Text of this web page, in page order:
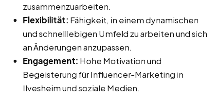
zusammenzuarbeiten.
Flexibilität: Fähigkeit, in einem dynamischen
und schnelllebigen Umfeld zu arbeiten und sich
an Änderungen anzupassen.
Engagement: Hohe Motivation und
Begeisterung für Influencer-Marketing in
Ilvesheim und soziale Medien.